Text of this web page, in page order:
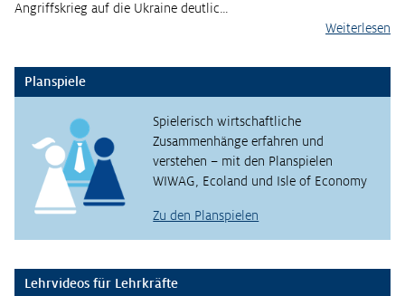
Angriffskrieg auf die Ukraine deutlic…
Weiterlesen
Planspiele
Spielerisch wirtschaftliche
Zusammenhänge erfahren und
verstehen – mit den Planspielen
WIWAG, Ecoland und Isle of Economy
Zu den Planspielen
Lehrvideos für Lehrkräfte